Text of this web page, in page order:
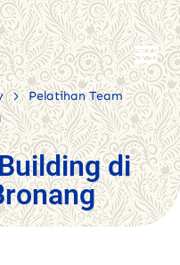
>
Pelatihan Team
di